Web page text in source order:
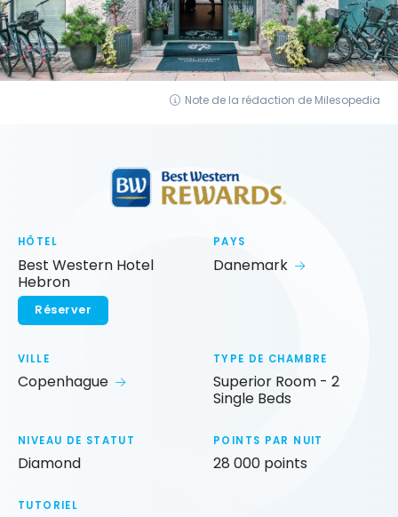
Note de la rédaction de Milesopedia
HÔTEL
Best Western Hotel
Hebron
Réserver
PAYS
Danemark
VILLE
Copenhague
TYPE DE CHAMBRE
Superior Room - 2
Single Beds
NIVEAU DE STATUT
Diamond
POINTS PAR NUIT
28 000 points
TUTORIEL